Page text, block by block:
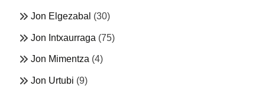
Jon Elgezabal (30)
Jon Intxaurraga (75)
Jon Mimentza (4)
Jon Urtubi (9)